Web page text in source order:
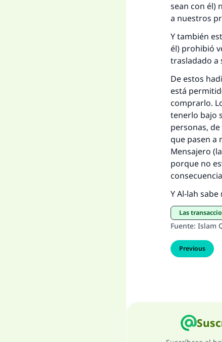
sean con él)
a nuestros
Y también
él) prohibió
trasladado a
De estos
está
comprarlo.
tenerlo bajo
personas,
que pasen a
Mensajero
porque no
Y Al-lah sabe
Las
Fuente: Islam
Previous